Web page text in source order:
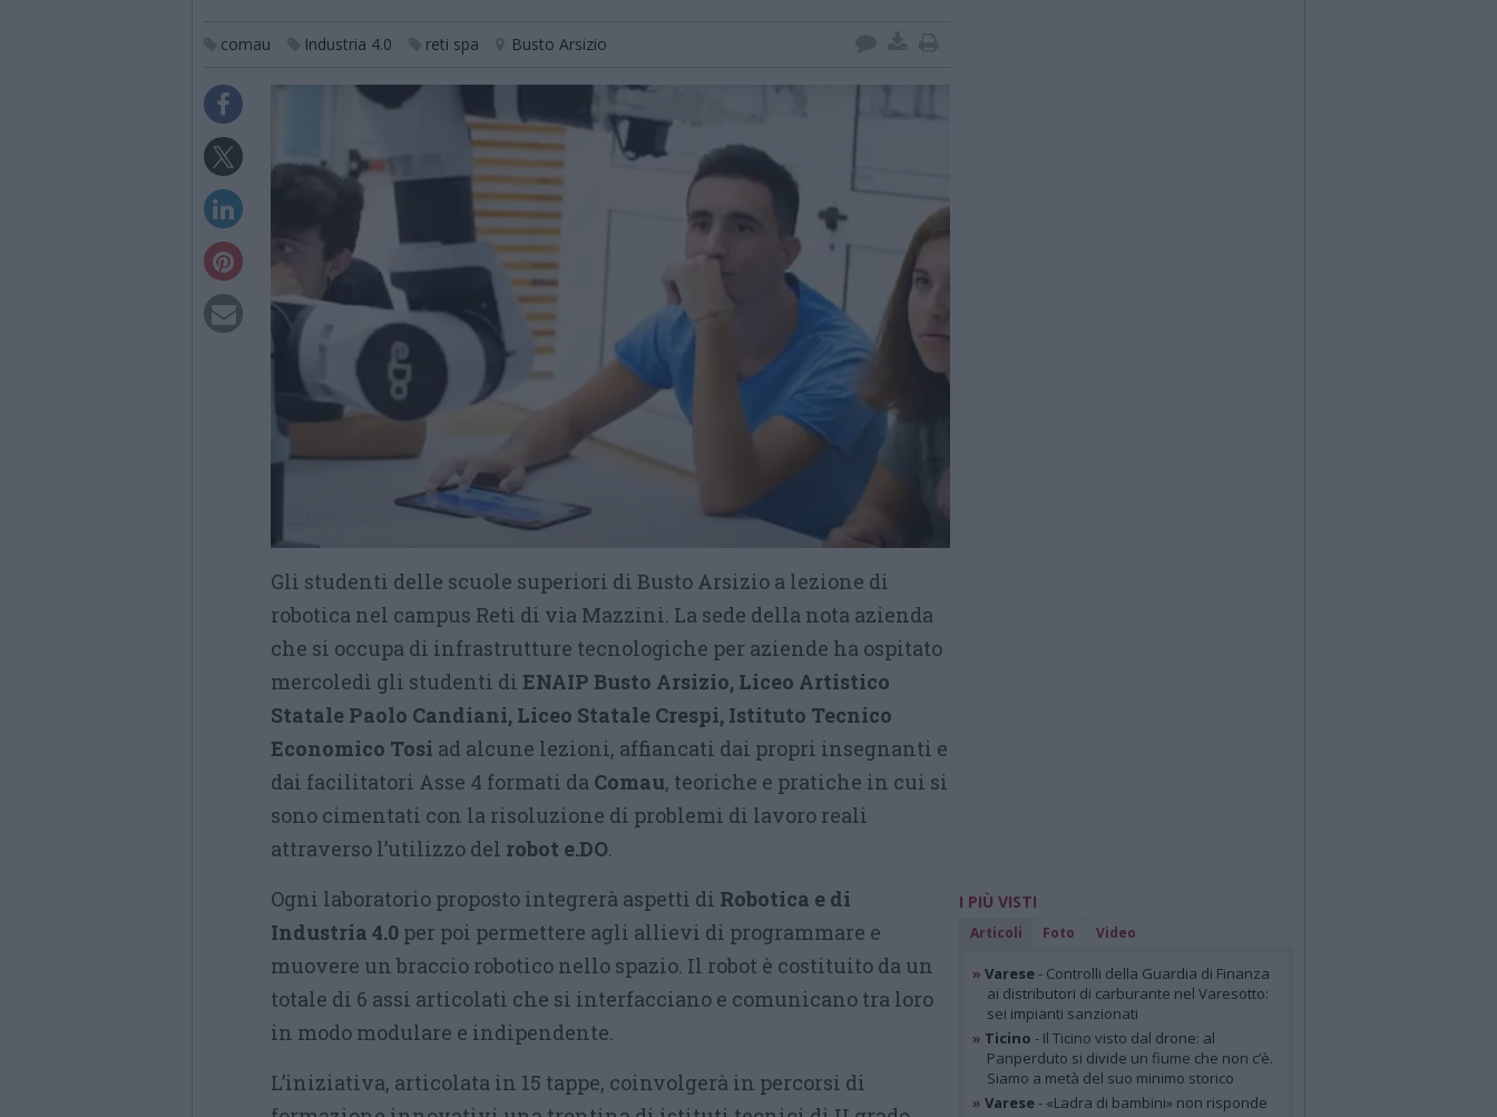
comau Industria 4.0 reti spa Busto Arsizio
Gli studenti delle scuole superiori di Busto Arsizio a lezione di
robotica nel campus Reti di via Mazzini. La sede della nota azienda
che si occupa di infrastrutture tecnologiche per aziende ha ospitato
mercoledì gli studenti di ENAIP Busto Arsizio, Liceo Artistico
Statale Paolo Candiani, Liceo Statale Crespi, Istituto Tecnico
Economico Tosi ad alcune lezioni, affiancati dai propri insegnanti e
dai facilitatori Asse 4 formati da Comau, teoriche e pratiche in cui si
sono cimentati con la risoluzione di problemi di lavoro reali
attraverso l’utilizzo del robot e.DO.
Ogni laboratorio proposto integrerà aspetti di Robotica e di
Industria 4.0 per poi permettere agli allievi di programmare e
muovere un braccio robotico nello spazio. Il robot è costituito da un
totale di 6 assi articolati che si interfacciano e comunicano tra loro
in modo modulare e indipendente.
L’iniziativa, articolata in 15 tappe, coinvolgerà in percorsi di
I PIÙ VISTI
Articoli Foto Video
» Varese- Controlli della Guardia di Finanza
ai distributori di carburante nel Varesotto:
sei impianti sanzionati
» Ticino - Il Ticino visto dal drone: al
Panperduto si divide un fiume che non c’è.
Siamo a metà del suo minimo storico
» Varese- «Ladra di bambini» non risponde